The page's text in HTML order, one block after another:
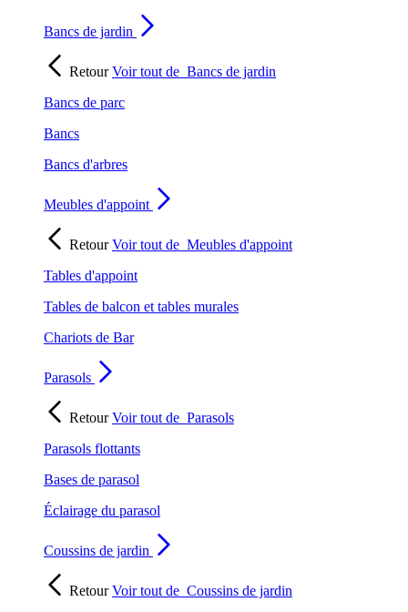
Bancs de jardin
RetourVoir tout de Bancs de jardin
Bancs de parc
Bancs
Bancs d'arbres
Meubles d'appoint
RetourVoir tout de Meubles d'appoint
Tables d'appoint
Tables de balcon et tables murales
Chariots de Bar
Parasols
RetourVoir tout de Parasols
Parasols flottants
Bases de parasol
Éclairage du parasol
Coussins de jardin
RetourVoir tout de Coussins de jardin